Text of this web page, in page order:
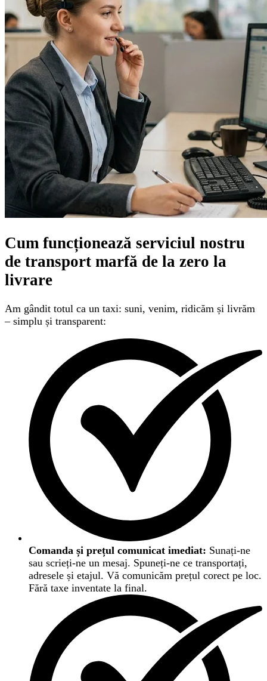
Cum funcționează serviciul nostru
de transport marfă de la zero la
livrare
Am gândit totul ca un taxi: suni, venim, ridicăm și livrăm
– simplu și transparent:
Comanda și prețul comunicat imediat: Sunați-ne
sau scrieți-ne un mesaj. Spuneți-ne ce transportați,
adresele și etajul. Vă comunicăm prețul corect pe loc.
Fără taxe inventate la final.